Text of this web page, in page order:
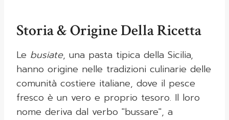
Storia & Origine Della Ricetta
Le busiate, una pasta tipica della Sicilia,
hanno origine nelle tradizioni culinarie delle
comunità costiere italiane, dove il pesce
fresco è un vero e proprio tesoro. Il loro
nome deriva dal verbo "bussare", a